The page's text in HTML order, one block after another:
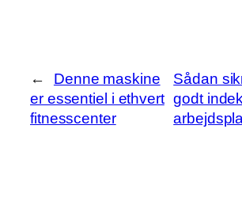
←
Denne maskine
er essentiel i ethvert
fitnesscenter
Sådan
godt